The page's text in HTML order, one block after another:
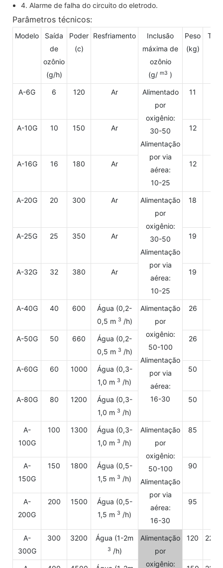
4. Alarme de falha do circuito do eletrodo.
Parâmetros técnicos:
Modelo
Saída
de
ozônio
(g/h)
Poder
(c)
Resfriamento
Inclusão
máxima de
ozônio
(g/ m3 )
Peso
(kg)
A-6G 6 120 Ar
Alimentado
por
oxigênio:
30-50
Alimentação
por via
aérea:
10-25
11
A-10G 10 150 Ar 12
A-16G 16 180 Ar 12
A-20G 20 300 Ar
Alimentação
por
oxigênio:
30-50
Alimentação
por via
aérea:
10-25
18
A-25G 25 350 Ar 19
A-32G 32 380 Ar 19
A-40G 40 600
Água (0,2-
0,5 m 3 /h)
Alimentação
por
oxigênio:
50-100
Alimentação
por via
aérea:
16-30
26
A-50G 50 660
Água (0,2-
0,5 m 3 /h)
26
A-60G 60 1000
Água (0,3-
1,0 m 3 /h)
50
A-80G 80 1200
Água (0,3-
1,0 m 3 /h)
50
A-
100G
100 1300
Água (0,3-
1,0 m 3 /h)
Alimentação
por
oxigênio:
50-100
Alimentação
por via
aérea:
16-30
85
A-
150G
150 1800
Água (0,5-
1,5 m 3 /h)
90
A-
200G
200 1500
Água (0,5-
1,5 m 3 /h)
95
A-
300G
300 3200 Água (1-2m
3 /h)
Alimentação
por
oxigênio:
120 220/